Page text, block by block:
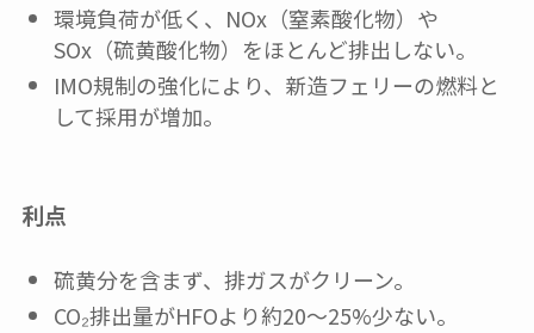
環境負荷が低く、NOx（窒素酸化物）や
SOx（硫黄酸化物）をほとんど排出しない。
IMO規制の強化により、新造フェリーの燃料と
して採用が増加。
利点
硫黄分を含まず、排ガスがクリーン。
CO₂排出量がHFOより約20～25%少ない。